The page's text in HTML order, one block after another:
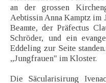
an der grossen
Aebtissin Anna Kamptz im
Beamte, der Präfectus
Schröder, und ein
Eddeling zur Seite
„Jungfrauen" im Kloster.
Die Säcularisirung